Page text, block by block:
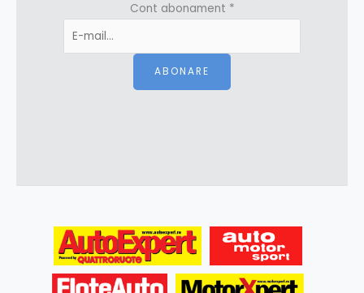
Cont abonament *
ABONARE